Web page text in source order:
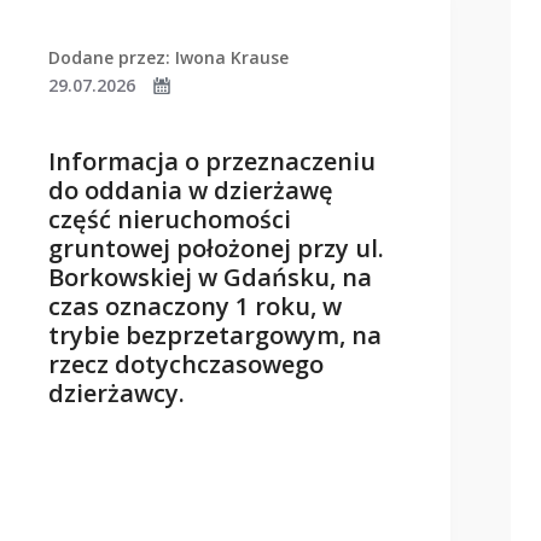
Dodane przez: Iwona Krause
29.07.2026
Informacja o przeznaczeniu
do oddania w dzierżawę
część nieruchomości
gruntowej położonej przy ul.
Borkowskiej w Gdańsku, na
czas oznaczony 1 roku, w
trybie bezprzetargowym, na
rzecz dotychczasowego
dzierżawcy.